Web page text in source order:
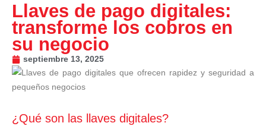
Llaves de pago digitales:
transforme los cobros en
su negocio
septiembre 13, 2025
¿Qué son las llaves digitales?